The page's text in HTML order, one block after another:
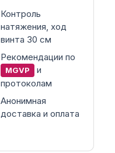
Контроль
натяжения, ход
винта 30 см
Рекомендации по
MGVP
и
протоколам
Анонимная
доставка и оплата